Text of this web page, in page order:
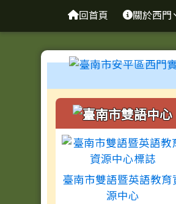
臺南市安平區
回首頁 關於西門
工具列
左邊區域內容
臺南市雙語暨英語教育
源中心
頁尾區域